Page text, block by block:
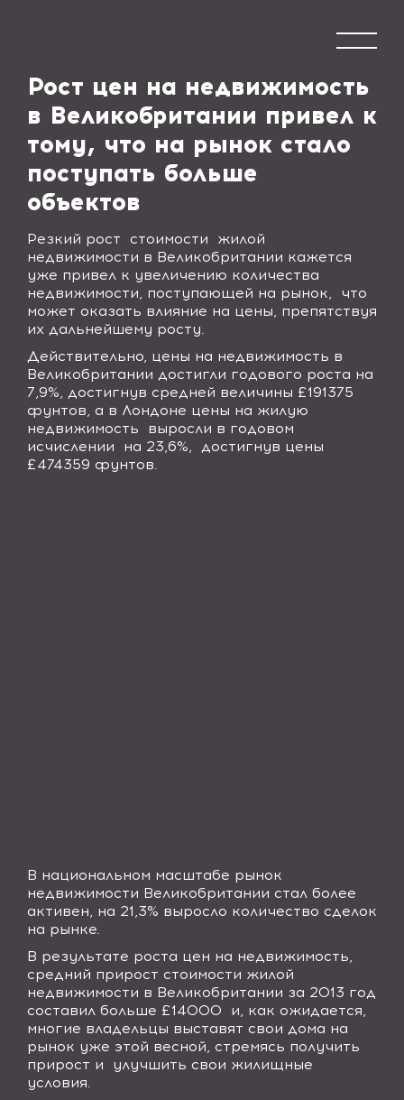
Рост цен на недвижимость
в Великобритании привел к
тому, что на рынок стало
поступать больше
объектов
Резкий рост стоимости жилой
недвижимости в Великобритании кажется
уже привел к увеличению количества
недвижимости, поступающей на рынок, что
может оказать влияние на цены, препятствуя
их дальнейшему росту.
Действительно, цены на недвижимость в
Великобритании достигли годового роста на
7,9%, достигнув средней величины £191375
фунтов, а в Лондоне цены на жилую
недвижимость выросли в годовом
исчислении на 23,6%, достигнув цены
£474359 фунтов.
В национальном масштабе рынок
недвижимости Великобритании стал более
активен, на 21,3% выросло количество сделок
на рынке.
В результате роста цен на недвижимость,
средний прирост стоимости жилой
недвижимости в Великобритании за 2013 год
составил больше £14000 и, как ожидается,
многие владельцы выставят свои дома на
рынок уже этой весной, стремясь получить
прирост и улучшить свои жилищные
условия.